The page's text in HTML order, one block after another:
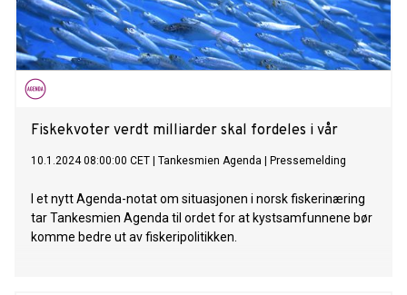
Fiskekvoter verdt milliarder skal fordeles i vår
10.1.2024 08:00:00 CET Tankesmien Agenda Pressemelding
I et nytt Agenda-notat om situasjonen i norsk fiskerinæring
tar Tankesmien Agenda til ordet for at kystsamfunnene bør
komme bedre ut av fiskeripolitikken.